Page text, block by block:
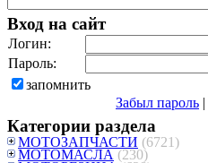
Вход на сайт
Логин:
Пароль:
запомнить
Забыл пароль |
Категории раздела
МОТОЗАПЧАСТИ (6721)
МОТОМАСЛА (230)